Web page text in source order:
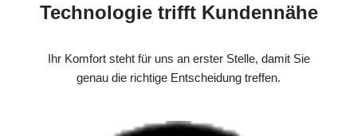
Technologie trifft Kundennähe
Ihr Komfort steht für uns an erster Stelle, damit Sie
genau die richtige Entscheidung treffen.